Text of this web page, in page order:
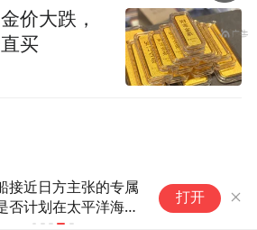
接近日方主张的专属
否计划在太平洋海底
源，外交部：中方海
打开
价大跌，
买